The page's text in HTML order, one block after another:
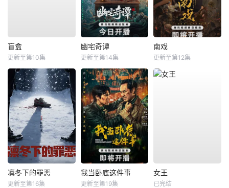
盲盒
更新至第10集
幽宅奇谭
更新至第14集
南戏
更新至第12集
凛冬下的罪恶
更新至第16集
我当卧底这件事
更新至第19集
女王
已完结